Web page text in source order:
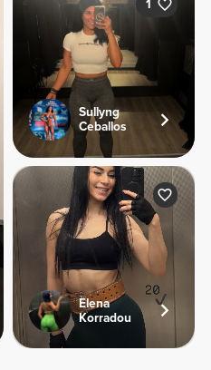
1
Sullyng
Ceballos
Elena
Korradou